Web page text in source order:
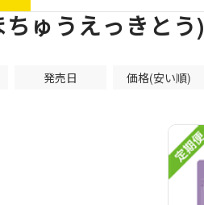
ゅうえっきとう)
発売日 価格(安い順)